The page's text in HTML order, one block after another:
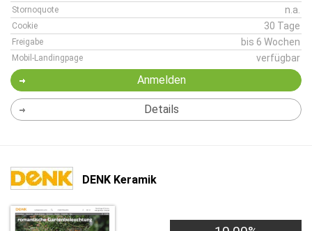
Stornoquote n.a.
Cookie 30 Tage
Freigabe bis 6 Wochen
Mobil-Landingpage verfügbar
Anmelden
Details
DENK Keramik